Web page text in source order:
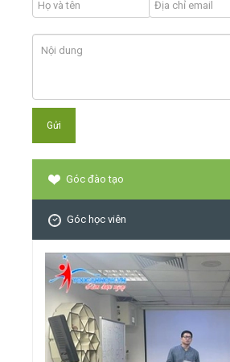
Góc đào tạo
Góc học viên